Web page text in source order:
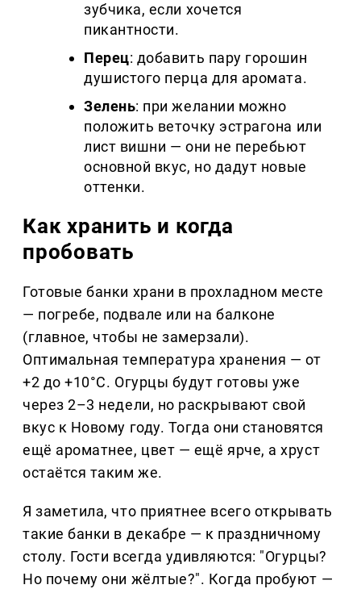
зубчика, если хочется
пикантности.
Перец: добавить пару горошин
душистого перца для аромата.
Зелень: при желании можно
положить веточку эстрагона или
лист вишни — они не перебьют
основной вкус, но дадут новые
оттенки.
Как хранить и когда
пробовать
Готовые банки храни в прохладном месте
— погребе, подвале или на балконе
(главное, чтобы не замерзали).
Оптимальная температура хранения — от
+2 до +10°C. Огурцы будут готовы уже
через 2–3 недели, но раскрывают свой
вкус к Новому году. Тогда они становятся
ещё ароматнее, цвет — ещё ярче, а хруст
остаётся таким же.
Я заметила, что приятнее всего открывать
такие банки в декабре — к праздничному
столу. Гости всегда удивляются: "Огурцы?
Но почему они жёлтые?". Когда пробуют —